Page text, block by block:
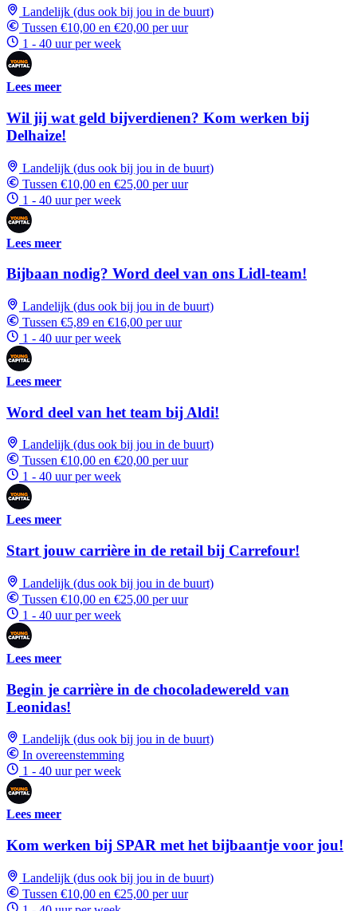
Landelijk (dus ook bij jou in de buurt)
Tussen €10,00 en €20,00 per uur
1 - 40 uur per week
Lees meer
Wil jij wat geld bijverdienen? Kom werken bij
Delhaize!
Landelijk (dus ook bij jou in de buurt)
Tussen €10,00 en €25,00 per uur
1 - 40 uur per week
Lees meer
Bijbaan nodig? Word deel van ons Lidl-team!
Landelijk (dus ook bij jou in de buurt)
Tussen €5,89 en €16,00 per uur
1 - 40 uur per week
Lees meer
Word deel van het team bij Aldi!
Landelijk (dus ook bij jou in de buurt)
Tussen €10,00 en €20,00 per uur
1 - 40 uur per week
Lees meer
Start jouw carrière in de retail bij Carrefour!
Landelijk (dus ook bij jou in de buurt)
Tussen €10,00 en €25,00 per uur
1 - 40 uur per week
Lees meer
Begin je carrière in de chocoladewereld van
Leonidas!
Landelijk (dus ook bij jou in de buurt)
In overeenstemming
1 - 40 uur per week
Lees meer
Kom werken bij SPAR met het bijbaantje voor jou!
Landelijk (dus ook bij jou in de buurt)
Tussen €10,00 en €25,00 per uur